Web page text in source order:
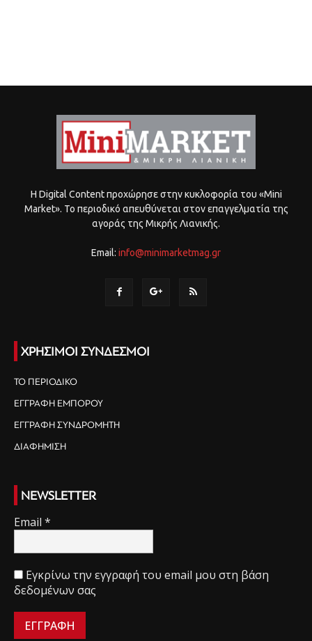
Η Digital Content προχώρησε στην κυκλοφορία του «Mini
Market». Το περιοδικό απευθύνεται στον επαγγελματία της
αγοράς της Μικρής Λιανικής.
Email: info@minimarketmag.gr
ΧΡΗΣΙΜΟΙ ΣΥΝΔΕΣΜΟΙ
ΤΟ ΠΕΡΙΟΔΙΚΟ
ΕΓΓΡΑΦΗ ΕΜΠΟΡΟΥ
ΕΓΓΡΑΦΗ ΣΥΝΔΡΟΜΗΤΗ
ΔΙΑΦΗΜΙΣΗ
NEWSLETTER
Email *
Εγκρίνω την εγγραφή του email μου στη βάση
δεδομένων σας